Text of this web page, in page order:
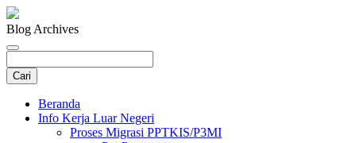
Blog Archives
Beranda
Info Kerja Luar Negeri
Proses Migrasi PPTKIS/P3MI